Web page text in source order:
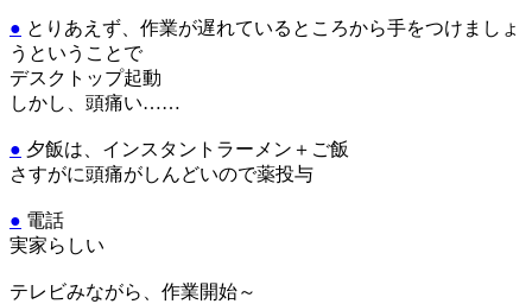
● とりあえず、作業が遅れているところから手をつけましょ
うということで
デスクトップ起動
しかし、頭痛い……
● 夕飯は、インスタントラーメン＋ご飯
さすがに頭痛がしんどいので薬投与
● 電話
実家らしい
テレビみながら、作業開始～